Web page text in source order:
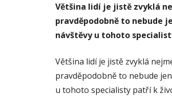
Většina lidí je jistě zvyklá
pravděpodobně to nebude
návštěvy u tohoto
Většina lidí je jistě zvyklá
pravděpodobně to nebude
u tohoto specialisty patří k